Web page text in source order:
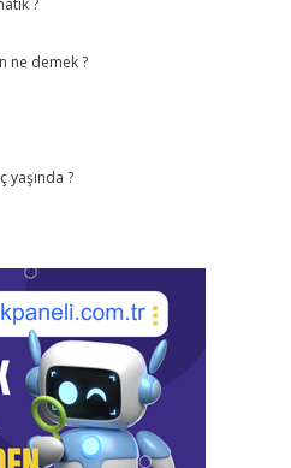
?
ne demek ?
yaşında ?